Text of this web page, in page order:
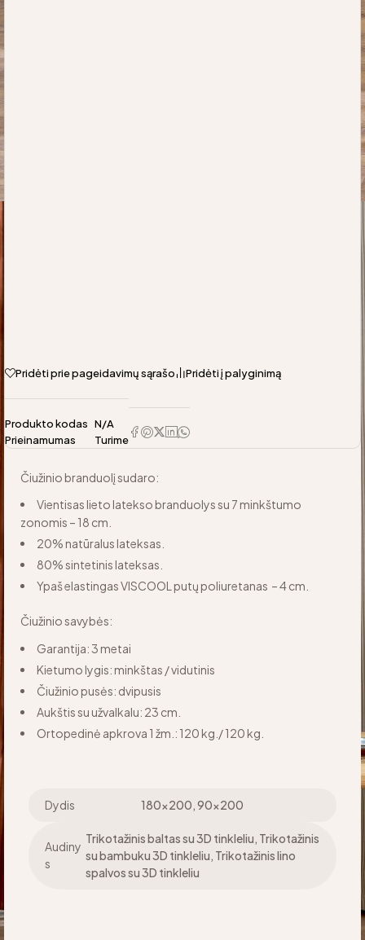
Pridėti prie pageidavimų sąrašo Pridėti į palyginimą
Produkto kodas N/A
Prieinamumas
Turime
Čiužinio branduolį sudaro:
Vientisas lieto latekso branduolys su 7 minkštumo
zonomis – 18 cm.
20% natūralus lateksas.
80% sintetinis lateksas.
Ypaš elastingas VISCOOL putų poliuretanas – 4 cm.
Čiužinio savybės:
Garantija: 3 metai
Kietumo lygis: minkštas / vidutinis
Čiužinio pusės: dvipusis
Aukštis su užvalkalu: 23 cm.
Ortopedinė apkrova 1 žm.: 120 kg./ 120 kg.
Dydis 180×200, 90×200
Audiny
s
Trikotažinis baltas su 3D tinkleliu, Trikotažinis
su bambuku 3D tinkleliu, Trikotažinis lino
spalvos su 3D tinkleliu